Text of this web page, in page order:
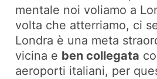
mentale noi voliamo a
volta che atterriamo, ci
Londra è una meta
vicina e ben collegata
aeroporti italiani, per